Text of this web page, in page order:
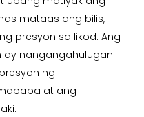
mataas ang bilis,
presyon sa likod. Ang
ay nangangahulugan
ng
at ang